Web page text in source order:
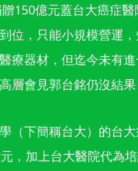
150億元蓋台大癌症
位，只能小規模營運
療器材，但迄今未有
層會見郭台銘仍沒結果
（下簡稱台大）的台
，加上台大醫院代為